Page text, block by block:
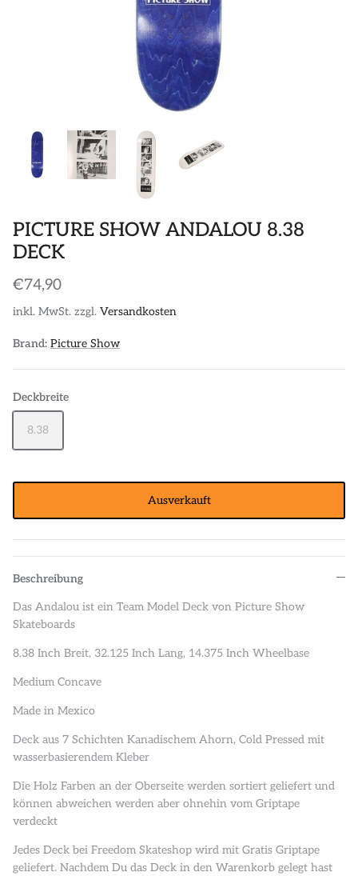
DIVERSE ACCESSORIES
PICTURE SHOW ANDALOU 8.38
DECK
€74,90
inkl. MwSt. zzgl. Versandkosten
Brand: Picture Show
Deckbreite
8.38
Ausverkauft
Beschreibung
Das Andalou ist ein Team Model Deck von Picture Show
Skateboards
8.38 Inch Breit, 32.125 Inch Lang, 14.375 Inch Wheelbase
Medium Concave
Made in Mexico
Deck aus 7 Schichten Kanadischem Ahorn, Cold Pressed mit
wasserbasierendem Kleber
Die Holz Farben an der Oberseite werden sortiert geliefert und
können abweichen werden aber ohnehin vom Griptape
verdeckt
Jedes Deck bei Freedom Skateshop wird mit Gratis Griptape
geliefert. Nachdem Du das Deck in den Warenkorb gelegt hast